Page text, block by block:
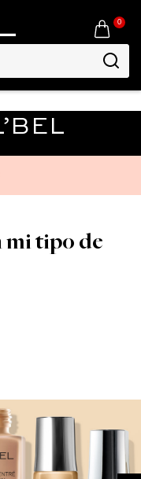
0
mi tipo de